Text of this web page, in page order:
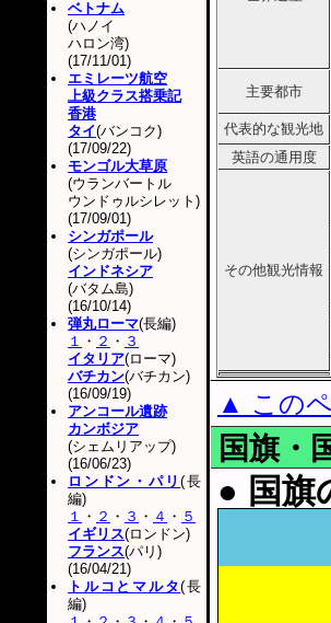
主要都市
代表的な観光地
英語の通用度
その他観光情報
▲ この
国旗・
● 国旗
ベトナム
(ハノイ
ハロン湾)
(17/11/01)
エミレーツ航空
上級クラス搭乗記
香港
タイ(バンコク)
(17/09/22)
モンゴル大草原
(ウランバートル
ウンドゥルシレット)
(17/09/01)
シンガポール
(シンガポール)
インドネシア
(バタム島)
(16/10/14)
弾丸ローマ(長編)
１ ・ ２ ・ ３
イタリア(ローマ)
バチカン(バチカン)
(16/09/19)
アンコール遺跡
カンボジア
(シェムリアップ)
(16/06/23)
ロンドン・パリ(長
編)
１ ・ ２ ・ ３ ・ ４ ・ ５
イギリス(ロンドン)
フランス(パリ)
(16/04/21)
トルコとマルタ(長
編)